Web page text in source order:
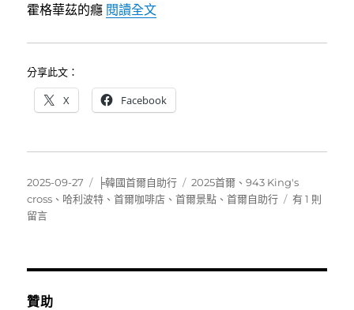
霍格華茲的癮 閱讀全文〈[首爾弘大]943 king’s cross
分享此文：
X Facebook
發
佈
日
2025-09-27
分
類
╞韓國首爾自助行
標
籤
2025首爾 、943 King's
cross 、 哈利波特 、首爾咖啡店 、首爾景點 、首爾自助行
在
有 1 則
留言
贊助